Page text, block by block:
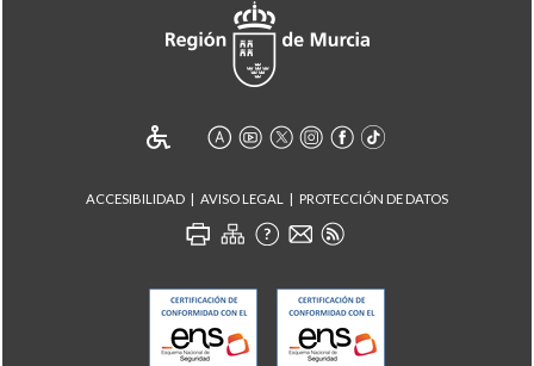
ACCESIBILIDAD AVISO LEGAL PROTECCIÓN DE DATOS